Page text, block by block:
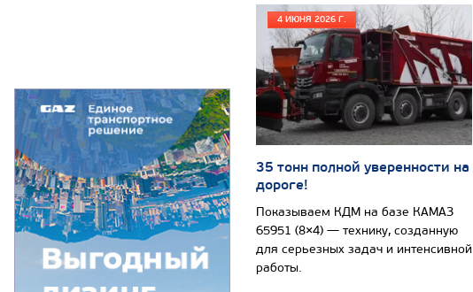
4 ИЮНЯ 2026 Г.
35 тонн полной уверенности на
дороге!
Показываем КДМ на базе КАМАЗ
65951 (8×4) — технику, созданную
для серьезных задач и интенсивной
работы.